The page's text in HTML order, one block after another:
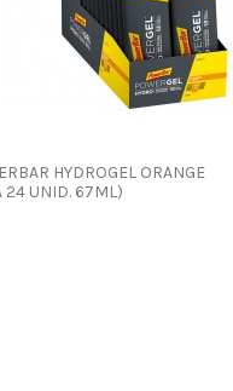
HYDROGEL ORANGE
24 UNID. 67ML)